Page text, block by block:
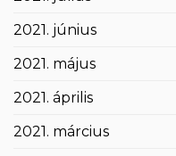
2021. június
2021. május
2021. április
2021. március